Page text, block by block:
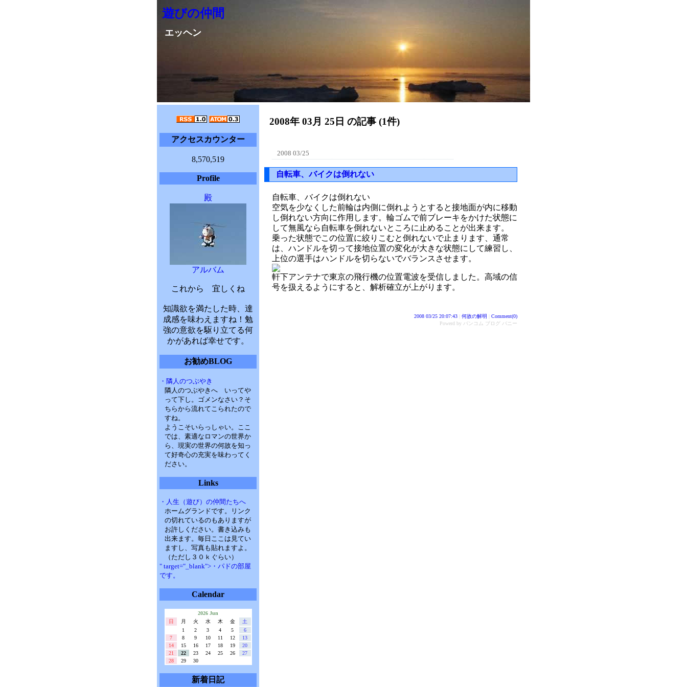
遊びの仲間
エッヘン
アクセスカウンター
8,570,519
Profile
殿
アルバム
これから 宜しくね
知識欲を満たした時、達
成感を味わえますね！勉
強の意欲を駆り立てる何
かがあれば幸せです。
お勧めBLOG
・隣人のつぶやき
隣人のつぶやきへ いってや
って下し。ゴメンなさい？そ
ちらから流れてこられたので
すね。
ようこそいらっしゃい。ここ
では、素適なロマンの世界か
ら、現実の世界の何故を知っ
て好奇心の充実を味わってく
ださい。
Links
・人生（遊び）の仲間たちへ
ホームグランドです。リンク
の切れているのもありますが
お許しください。書き込みも
出来ます。毎日ここは見てい
ますし、写真も貼れますよ。
（ただし３０ｋぐらい）
" target="_blank">・パドの部屋
です。
Calendar
2026 Jun
日
月 火 水 木 金
土
1
2 3 4 5
6
7
8 9 10 11 12
13
14
15 16 17 18 19
20
21
22 23 24 25 26
27
28
29 30
新着日記
2008年 03月 25日 の記事 (1件)
2008 03/25
自転車、バイクは倒れない
自転車、バイクは倒れない
空気を少なくした前輪は内側に倒れようとすると接地面が内に移動
し倒れない方向に作用します。輪ゴムで前ブレーキをかけた状態に
して無風なら自転車を倒れないところに止めることが出来ます。
乗った状態でこの位置に絞りこむと倒れないで止まります、通常
は、ハンドルを切って接地位置の変化が大きな状態にして練習し、
上位の選手はハンドルを切らないでバランスさせます。
軒下アンテナで東京の飛行機の位置電波を受信しました。高域の信
号を扱えるようにすると、解析確立が上がります。
2008 03/25 20:07:43 何故の解明
Comment(0)
Powerd by バンコム ブログ バニー